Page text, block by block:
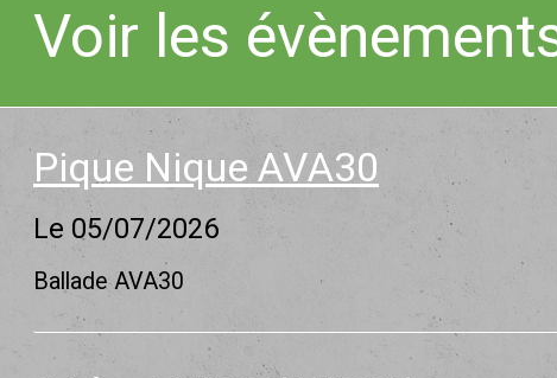
Voir les
Pique Nique AVA30
Le 05/07/2026
Ballade AVA30